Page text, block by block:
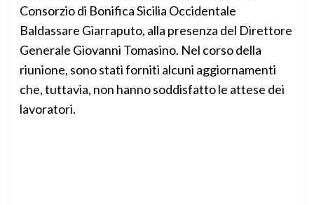
Consorzio di Bonifica Sicilia Occidentale
Baldassare Giarraputo, alla presenza del Direttore
Generale Giovanni Tomasino. Nel corso della
riunione, sono stati forniti alcuni aggiornamenti
che, tuttavia, non hanno soddisfatto le attese dei
lavoratori.